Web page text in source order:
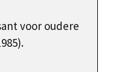
voor oudere